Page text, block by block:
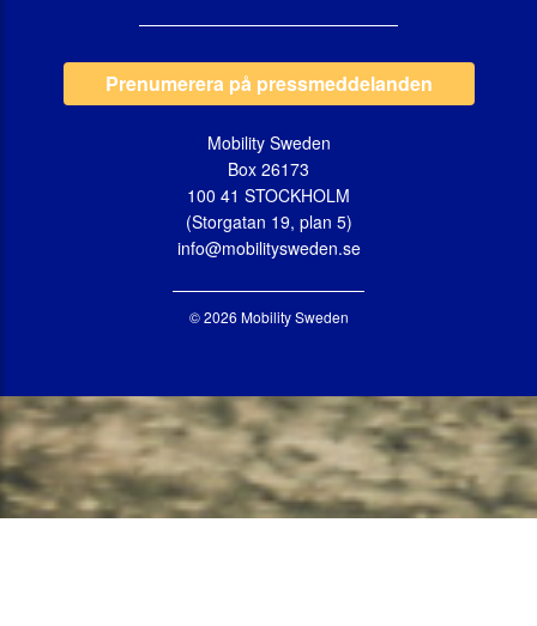
Prenumerera på pressmeddelanden
Mobility Sweden
Box 26173
100 41 STOCKHOLM
(Storgatan 19, plan 5)
info@mobilitysweden.se
© 2026 Mobility Sweden